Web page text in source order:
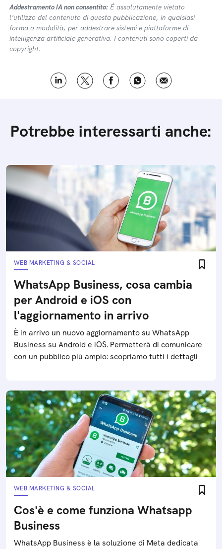
Addestramento IA non consentito: É assolutamente vietato
l’utilizzo del contenuto di questa pubblicazione, in qualsiasi
forma o modalità, per addestrare sistemi e piattaforme di
intelligenza artificiale generativa. I contenuti sono coperti da
copyright.
Potrebbe interessarti anche:
WEB MARKETING & SOCIAL
WhatsApp Business, cosa cambia
per Android e iOS con
l'aggiornamento in arrivo
È in arrivo un nuovo aggiornamento su WhatsApp
Business su Android e iOS. Permetterà di comunicare
con un pubblico più ampio: scopriamo tutti i dettagli
WEB MARKETING & SOCIAL
Cos'è e come funziona Whatsapp
Business
WhatsApp Business è la soluzione di Meta dedicata